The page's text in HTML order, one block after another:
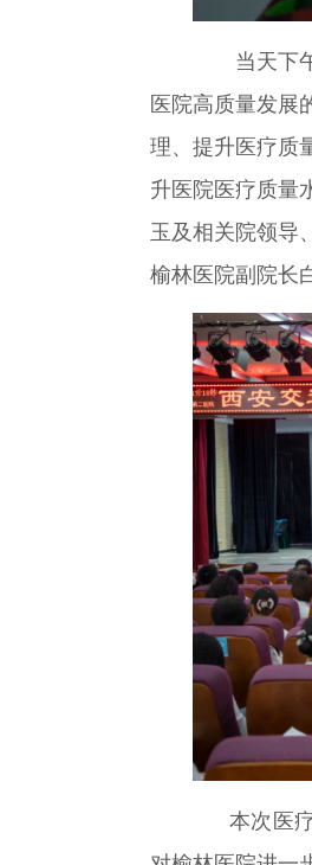
当天下午
医院高质量发展
理、提升医疗质
升医院医疗质量
玉及相关院领导
榆林医院副院长
本次医疗